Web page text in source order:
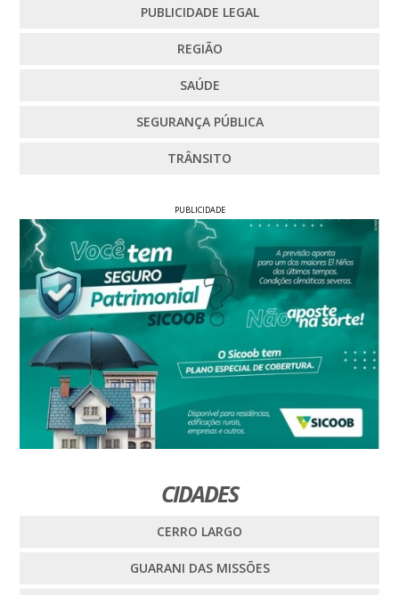
PUBLICIDADE LEGAL
REGIÃO
SAÚDE
SEGURANÇA PÚBLICA
TRÂNSITO
PUBLICIDADE
CIDADES
CERRO LARGO
GUARANI DAS MISSÕES